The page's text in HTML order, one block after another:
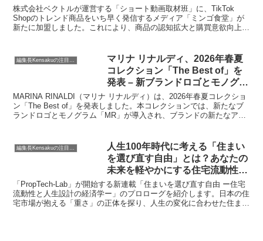
取材班」に加盟
株式会社ベクトルが運営する「ショート動画取材班」に、TikTok
Shopのトレンド商品をいち早く発信するメディア「ミンゴ食堂」が
新たに加盟しました。これにより、商品の認知拡大と購買意欲向上が
認知獲得を後押しします。
マリナ リナルディ、2026年春夏
コレクション「The Best of」を
発表 – 新ブランドロゴとモノグラ
ムもデビュー
MARINA RINALDI（マリナ リナルディ）は、2026年春夏コレクショ
ン「The Best of」を発表しました。本コレクションでは、新たなブ
ランドロゴとモノグラム「MR」が導入され、ブランドの新たなアイ
編集長Kensakuの注目ネタ
人生100年時代に考える「住まい
を選び直す自由」とは？あなたの
未来を軽やかにする住宅流動性の
経済学
「PropTech-Lab」が開始する新連載「住まいを選び直す自由 ー住宅
流動性と人生設計の経済学ー」のプロローグを紹介します。日本の住
宅市場が抱える「重さ」の正体を探り、人生の変化に合わせた住まい